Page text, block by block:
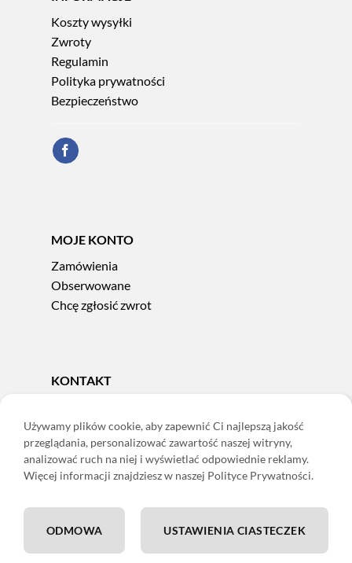
Koszty wysyłki
Zwroty
Regulamin
Polityka prywatności
Bezpieczeństwo
MOJE KONTO
Zamówienia
Obserwowane
Chcę zgłosić zwrot
KONTAKT
e-mail:sklep@adoris.pl
poniedziałek - piątek 8:00-16:00
Adoris Dorota Święcka
58-502 Jelenia Góra
ING: 22 1050 1751 1000 0091 0971 2688
Używamy plików cookie, aby zapewnić Ci najlepszą jakość
przeglądania, personalizować zawartość naszej witryny,
analizować ruch na niej i wyświetlać odpowiednie reklamy.
Więcej informacji znajdziesz w naszej Polityce Prywatności.
USTAWIENIA CIASTECZEK
ODMOWA